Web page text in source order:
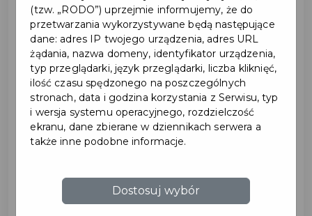
Konsultacje społeczne dot.
(tzw. „RODO”) uprzejmie informujemy, że do
przetwarzania wykorzystywane będą następujące
dane: adres IP twojego urządzenia, adres URL
żądania, nazwa domeny, identyfikator urządzenia,
typ przeglądarki, język przeglądarki, liczba kliknięć,
ilość czasu spędzonego na poszczególnych
stronach, data i godzina korzystania z Serwisu, typ
i wersja systemu operacyjnego, rozdzielczość
ekranu, dane zbierane w dziennikach serwera a
także inne podobne informacje.
Dostosuj wybór